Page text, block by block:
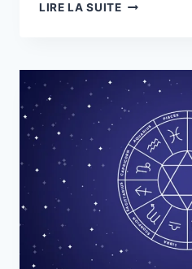
LIRE LA SUITEHOROSCOPE
OCTOBRE
POUR
TOUS
LES
SIGNES
DU
ZODIAQUE,
DÉCOUVREZ
CE
QUI
VOUS
ATTEND